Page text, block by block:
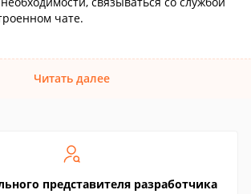
чате.
Читать далее
представителя разработчика